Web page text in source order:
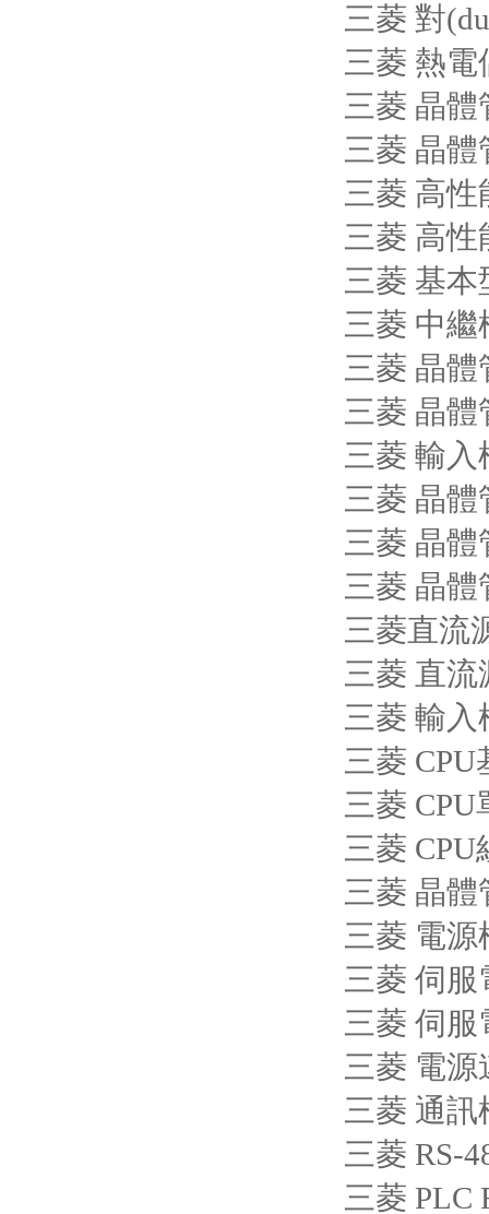
三菱 對
三菱 熱電
三菱 晶體
三菱 晶體
三菱 高性
三菱 高性
三菱 基本
三菱 中繼
三菱 晶體
三菱 晶體
三菱 輸入
三菱 晶體
三菱 晶體
三菱 晶體
三菱直流
三菱 直流
三菱 輸入
三菱 CPU
三菱 CPU
三菱 CPU
三菱 晶體
三菱 電源
三菱 伺服
三菱 伺服
三菱 電源
三菱 通訊
三菱 RS-
三菱 PLC